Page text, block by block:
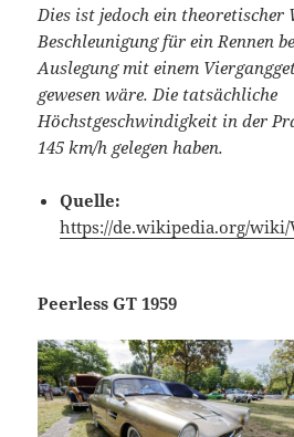
Dies ist jedoch ein theoretischer
Beschleunigung für ein Rennen
Auslegung mit einem
gewesen wäre. Die tatsächliche
Höchstgeschwindigkeit in der
145 km/h gelegen haben.
Quelle:
https://de.wikipedia.org/wiki/
Peerless GT 1959